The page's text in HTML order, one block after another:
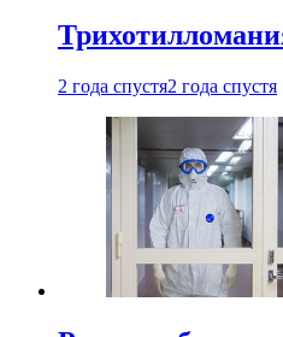
2 года спустя2 года спустя